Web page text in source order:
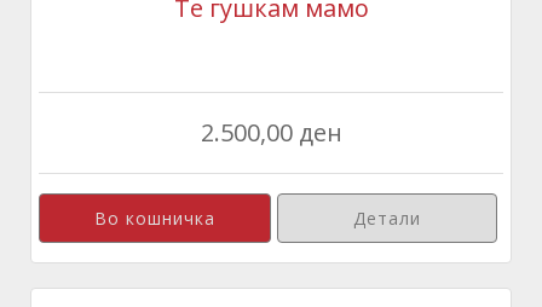
Те гушкам мамо
2.500,00 ден
Детали